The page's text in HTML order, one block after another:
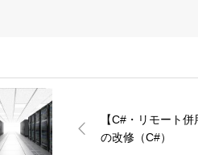
【C#・リモート
の改修（C#）